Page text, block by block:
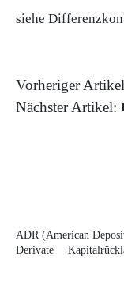
siehe
Vorheriger
Nächster Artikel:
ADR (American
Derivate